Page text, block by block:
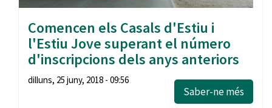
Comencen els Casals d'Estiu i
l'Estiu Jove superant el número
d'inscripcions dels anys anteriors
dilluns, 25 juny, 2018 - 09:56
Saber-ne més